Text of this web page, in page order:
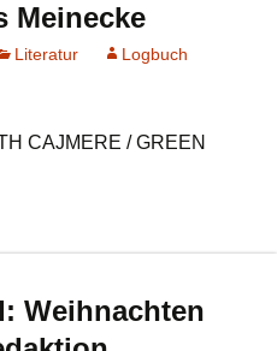
Meinecke
Literatur
Logbuch
CAJMERE / GREEN
Weihnachten